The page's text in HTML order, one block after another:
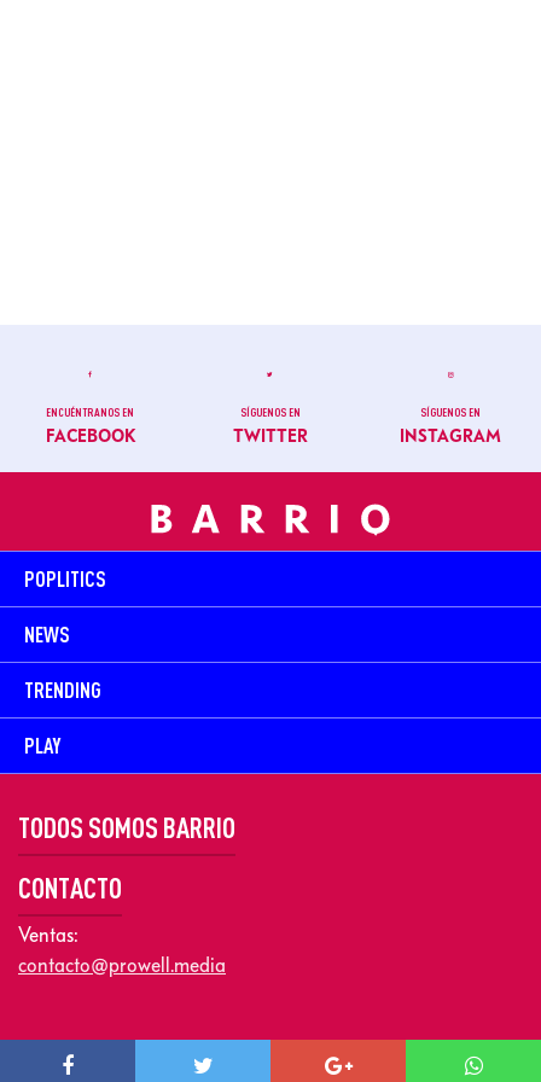
ENCUÉNTRANOS EN
FACEBOOK
SÍGUENOS EN
TWITTER
SÍGUENOS EN
INSTAGRAM
POPLITICS
NEWS
TRENDING
PLAY
TODOS SOMOS BARRIO
CONTACTO
Ventas:
contacto@prowell.media
Copyright © 2026 Prowel Media. Todos los derechos reservados – Aviso de Privacidad